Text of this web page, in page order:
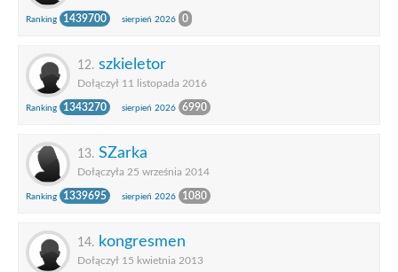
Ranking 1439700 sierpień 2026 0
12. szkieletor
Dołączył 11 listopada 2016
Ranking 1343270 sierpień 2026 6990
13. SZarka
Dołączyła 25 września 2014
Ranking 1339695 sierpień 2026 1080
14. kongresmen
Dołączył 15 kwietnia 2013